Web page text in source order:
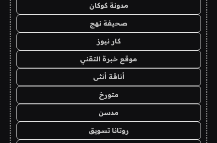
مدونة كوكان
صحيفة نهج
كار نيوز
موقع خبرة التقني
أناقة أنثى
متورخ
مدسن
روتانا تسويق